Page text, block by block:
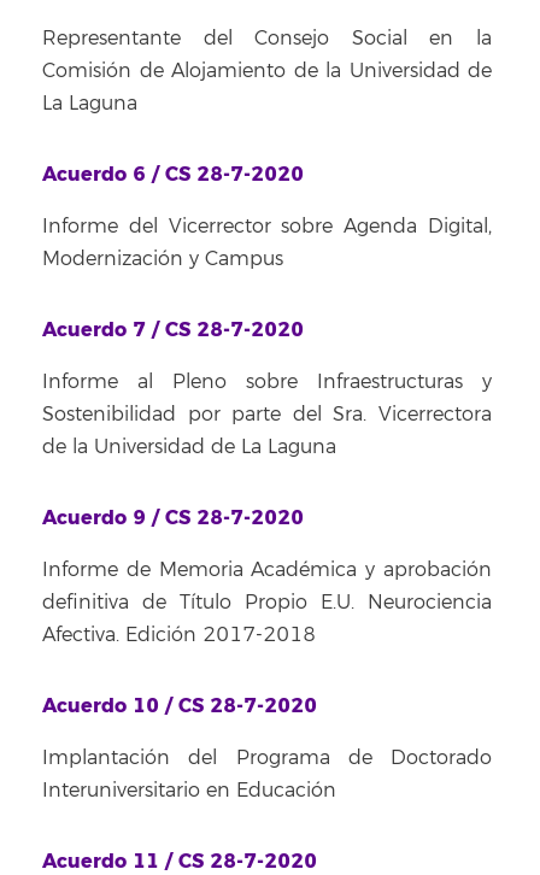
Representante del Consejo Social en la
Comisión de Alojamiento de la Universidad de
La Laguna
Acuerdo 6 / CS 28-7-2020
Informe del Vicerrector sobre Agenda Digital,
Modernización y Campus
Acuerdo 7 / CS 28-7-2020
Informe al Pleno sobre Infraestructuras y
Sostenibilidad por parte del Sra. Vicerrectora
de la Universidad de La Laguna
Acuerdo 9 / CS 28-7-2020
Informe de Memoria Académica y aprobación
definitiva de Título Propio E.U. Neurociencia
Afectiva. Edición 2017-2018
Acuerdo 10 / CS 28-7-2020
Implantación del Programa de Doctorado
Interuniversitario en Educación
Acuerdo 11 / CS 28-7-2020